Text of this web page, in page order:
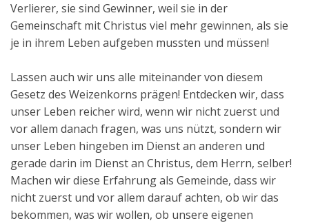
Verlierer, sie sind Gewinner, weil sie in der
Gemeinschaft mit Christus viel mehr gewinnen, als sie
je in ihrem Leben aufgeben mussten und müssen!
Lassen auch wir uns alle miteinander von diesem
Gesetz des Weizenkorns prägen! Entdecken wir, dass
unser Leben reicher wird, wenn wir nicht zuerst und
vor allem danach fragen, was uns nützt, sondern wir
unser Leben hingeben im Dienst an anderen und
gerade darin im Dienst an Christus, dem Herrn, selber!
Machen wir diese Erfahrung als Gemeinde, dass wir
nicht zuerst und vor allem darauf achten, ob wir das
bekommen, was wir wollen, ob unsere eigenen